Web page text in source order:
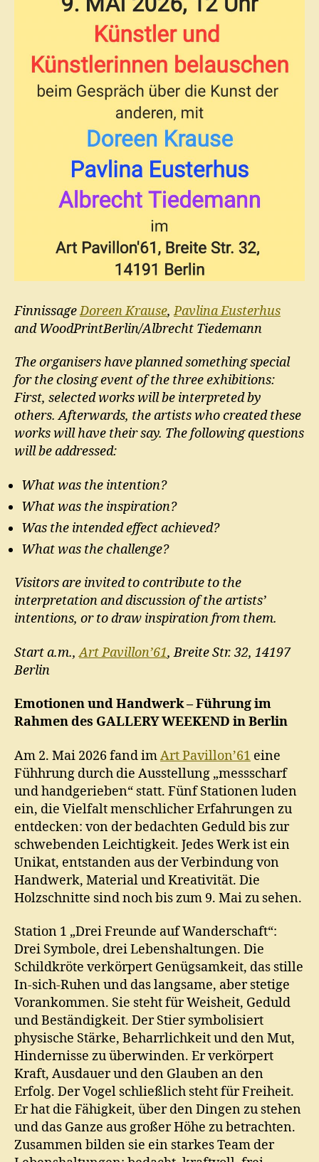
FinnissageDoreen Krause,Pavlina Eusterhus
and WoodPrintBerlin/Albrecht Tiedemann
The organisers have planned something special
for the closing event of the three exhibitions:
First, selected works will be interpreted by
others. Afterwards, the artists who created these
works will have their say. The following questions
will be addressed:
What was the intention?
What was the inspiration?
Was the intended effect achieved?
What was the challenge?
Visitors are invited to contribute to the
interpretation and discussion of the artists’
intentions, or to draw inspiration from them.
Start a.m.,Art Pavillon’61, Breite Str. 32, 14197
Berlin
Emotionen und Handwerk – Führung im
Rahmen des GALLERY WEEKEND in Berlin
Am 2. Mai 2026 fand imArt Pavillon’61 eine
Fühhrung durch die Ausstellung „messscharf
und handgerieben“ statt. Fünf Stationen luden
ein, die Vielfalt menschlicher Erfahrungen zu
entdecken: von der bedachten Geduld bis zur
schwebenden Leichtigkeit. Jedes Werk ist ein
Unikat, entstanden aus der Verbindung von
Handwerk, Material und Kreativität. Die
Holzschnitte sind noch bis zum 9. Mai zu sehen.
Station 1 „Drei Freunde auf Wanderschaft“:
Drei Symbole, drei Lebenshaltungen. Die
Schildkröte verkörpert Genügsamkeit, das stille
In-sich-Ruhen und das langsame, aber stetige
Vorankommen. Sie steht für Weisheit, Geduld
und Beständigkeit. Der Stier symbolisiert
physische Stärke, Beharrlichkeit und den Mut,
Hindernisse zu überwinden. Er verkörpert
Kraft, Ausdauer und den Glauben an den
Erfolg. Der Vogel schließlich steht für Freiheit.
Er hat die Fähigkeit, über den Dingen zu stehen
und das Ganze aus großer Höhe zu betrachten.
Zusammen bilden sie ein starkes Team der